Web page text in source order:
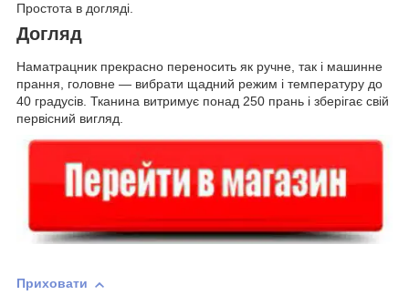
Простота в догляді.
Догляд
Наматрацник прекрасно переносить як ручне, так і машинне
прання, головне — вибрати щадний режим і температуру до
40 градусів. Тканина витримує понад 250 прань і зберігає свій
первісний вигляд.
Приховати